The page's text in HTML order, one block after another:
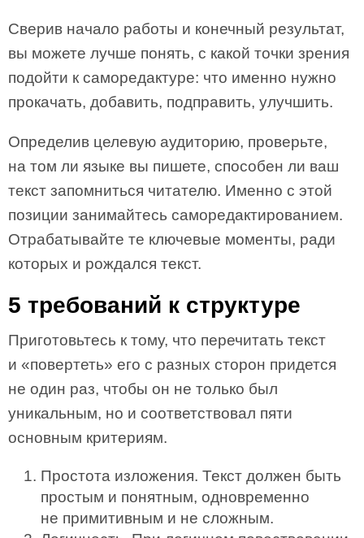
Сверив начало работы и конечный результат,
вы можете лучше понять, с какой точки зрения
подойти к саморедактуре: что именно нужно
прокачать, добавить, подправить, улучшить.
Определив целевую аудиторию, проверьте,
на том ли языке вы пишете, способен ли ваш
текст запомниться читателю. Именно с этой
позиции занимайтесь саморедактированием.
Отрабатывайте те ключевые моменты, ради
которых и рождался текст.
5 требований к структуре
Приготовьтесь к тому, что перечитать текст
и «повертеть» его с разных сторон придется
не один раз, чтобы он не только был
уникальным, но и соответствовал пяти
основным критериям.
Простота изложения. Текст должен быть
простым и понятным, одновременно
не примитивным и не сложным.